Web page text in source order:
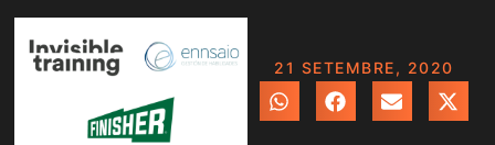
21 SETEMBRE, 2020